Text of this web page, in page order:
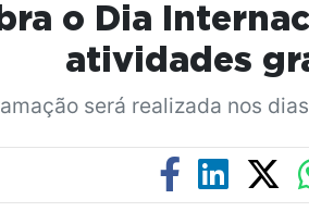
o Dia
atividades
será realizada nos